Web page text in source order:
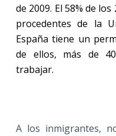
de 2009. El 58% de
procedentes de la
España tiene un
de ellos, más de
trabajar.
A los inmigrantes,